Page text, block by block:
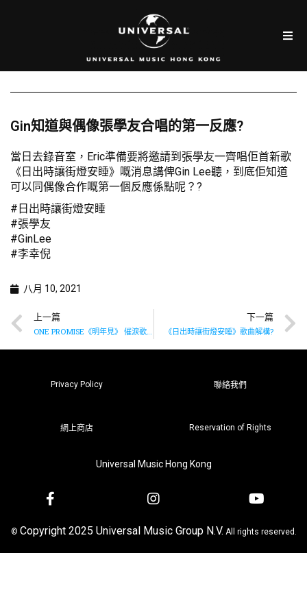
Gin知道與偶像張學友合唱的第一反應?
當日去錄音室，Eric準備要將邀請到張學友一齊唱佢首新歌
《日出時讓街燈安睡》嘅消息講俾Gin Lee聽，到底佢知道
可以同偶像合作嘅第一個反應係點呢？?
#日出時讓街燈安睡
#張學友
#GinLee
#李幸倪
八月 10, 2021
上一篇
ONE PROMISE《明年見》 催淚歌詞盡現四為一體兄弟情
下一篇
《日出時讓街燈安睡》歌曲解構?
Privacy Policy 聯絡我們
網上商店 Reservation of Rights
Universal Music Hong Kong
© Copyright 2025 Universal Music Group N.V. All rights reserved.